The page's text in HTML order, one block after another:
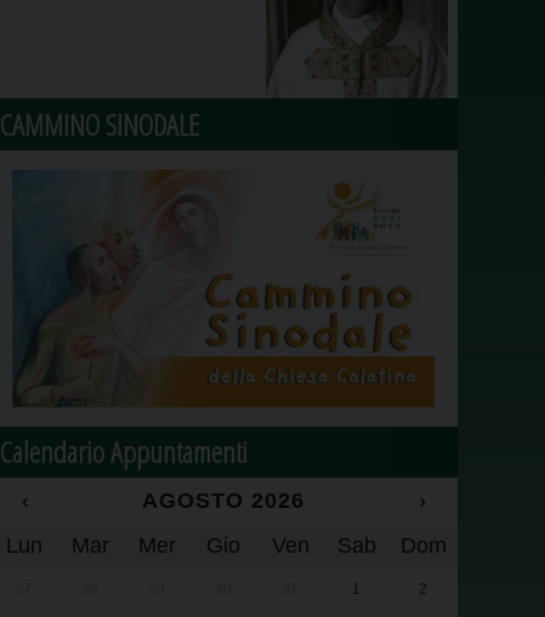
CAMMINO SINODALE
Calendario Appuntamenti
‹ AGOSTO 2026
›
Lun
Mar Mer Gio Ven Sab Dom
1 2